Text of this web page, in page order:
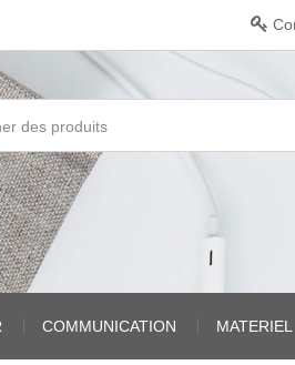
COMMUNICATION MATERIEL